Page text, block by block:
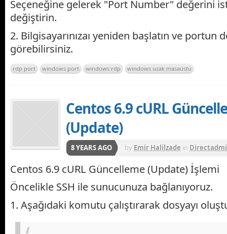
Seçeneğine gelerek "Port Number" değerini
değiştirin.
2. Bilgisayarınızaı yeniden başlatın ve portun
görebilirsiniz.
rdp port windows port windows rdp windows uzak masaüstü
Centos 6.9 cURL
(Update)
8 YEARS AGO by Emir Halilzade in
WHM - cPanel
Centos 6.9 cURL Güncelleme (Update) İşlemi
Öncelikle SSH ile sunucunuza bağlanıyoruz.
1. Aşağıdaki komutu çalıştırarak dosyayı